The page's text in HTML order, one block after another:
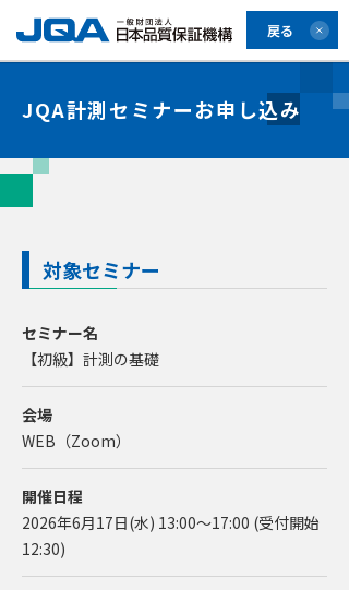
戻る
JQA計測セミナーお申し込み
対象セミナー
セミナー名
【初級】計測の基礎
会場
WEB（Zoom）
開催日程
2026年6月17日(水) 13:00～17:00 (受付開始
12:30)